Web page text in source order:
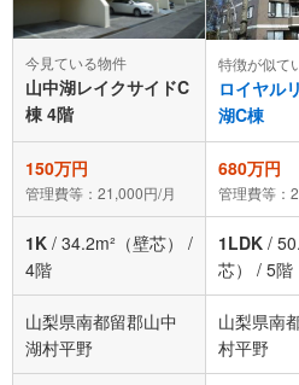
今見ている物件
山中湖レイクサイドC
棟 4階
特徴が似て
ロイヤル
湖C棟
150万円
管理費等：21,000円/月
680万円
管理費等：
1K / 34.2m²（壁芯）
/
4階
1LDK /
芯）
/ 5階
山梨県南都留郡山中
湖村平野
山梨県南
村平野